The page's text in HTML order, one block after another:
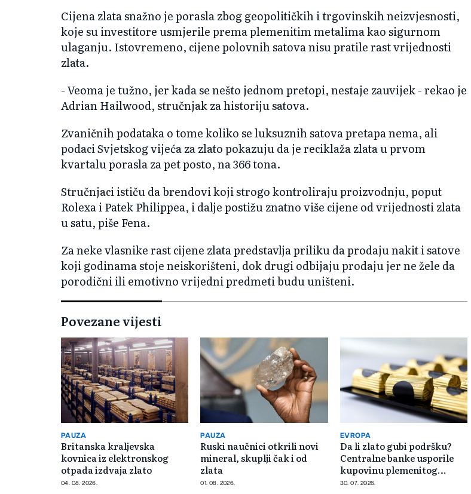
Cijena zlata snažno je porasla zbog geopolitičkih i trgovinskih neizvjesnosti,
koje su investitore usmjerile prema plemenitim metalima kao sigurnom
ulaganju. Istovremeno, cijene polovnih satova nisu pratile rast vrijednosti
zlata.
- Veoma je tužno, jer kada se nešto jednom pretopi, nestaje zauvijek - rekao je
Adrian Hailwood, stručnjak za historiju satova.
Zvaničnih podataka o tome koliko se luksuznih satova pretapa nema, ali
podaci Svjetskog vijeća za zlato pokazuju da je reciklaža zlata u prvom
kvartalu porasla za pet posto, na 366 tona.
Stručnjaci ističu da brendovi koji strogo kontroliraju proizvodnju, poput
Rolexa i Patek Philippea, i dalje postižu znatno više cijene od vrijednosti zlata
u satu, piše Fena.
Za neke vlasnike rast cijene zlata predstavlja priliku da prodaju nakit i satove
koji godinama stoje neiskorišteni, dok drugi odbijaju prodaju jer ne žele da
porodični ili emotivno vrijedni predmeti budu uništeni.
Povezane vijesti
PAUZA
Britanska kraljevska
kovnica iz elektronskog
otpada izdvaja zlato
04. 08. 2026.
PAUZA
Ruski naučnici otkrili novi
mineral, skuplji čak i od
zlata
01. 08. 2026.
EVROPA
Da li zlato gubi podršku?
Centralne banke usporile
kupovinu plemenitog
metala
30. 07. 2026.